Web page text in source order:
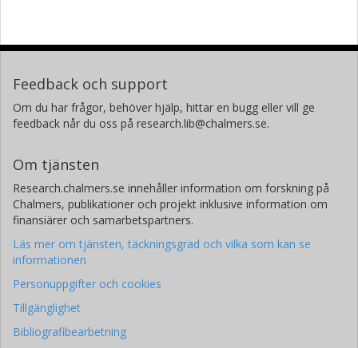
Feedback och support
Om du har frågor, behöver hjälp, hittar en bugg eller vill ge
feedback når du oss på research.lib@chalmers.se.
Om tjänsten
Research.chalmers.se innehåller information om forskning på
Chalmers, publikationer och projekt inklusive information om
finansiärer och samarbetspartners.
Läs mer om tjänsten, täckningsgrad och vilka som kan se
informationen
Personuppgifter och cookies
Tillgänglighet
Bibliografibearbetning